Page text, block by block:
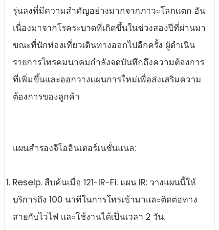
รุ่นลงที่มีความสําคัญอย่างมากจากภาวะโลกแตก อัน
เนื่องมาจากโรคระบาดที่เกิดขึ้นในช่วงสองปีที่ผ่านมา
ขณะที่นักท่องเที่ยวเดินทางออกไปอีกครั้ง ผู้ดําเนิน
รายการโทรคมนาคมกําลังจดบันทึกถึงความต้องการ
ที่เพิ่มขึ้นและออกวางแผนการใหม่เพื่อส่งเสริมความ
ต้องการของลูกค้า
แผนสํารองจีโออินเตอร์เนชั่นแนล:
Reselp. สืบค้นเมื่อ 121-IR-Fi. แผน IR: วางแผนนี้ให้
บริการถึง 100 นาทีในการโทรเข้ามาและติดต่อทาง
สายกับไวไฟ และใช้งานได้เป็นเวลา 2 วัน.